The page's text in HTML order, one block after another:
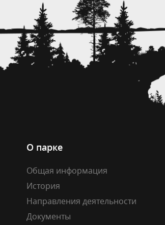
О парке
Общая информация
История
Направления деятельности
Документы